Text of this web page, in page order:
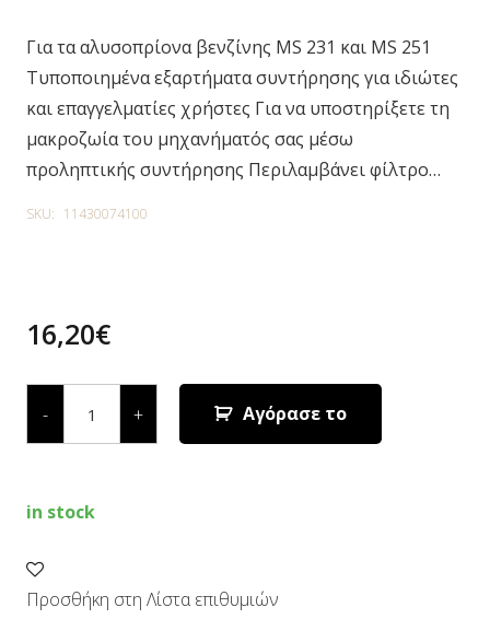
Για τα αλυσοπρίονα βενζίνης MS 231 και MS 251
Τυποποιημένα εξαρτήματα συντήρησης για ιδιώτες
και επαγγελματίες χρήστες Για να υποστηρίξετε τη
μακροζωία του μηχανήματός σας μέσω
προληπτικής συντήρησης Περιλαμβάνει φίλτρο…
SKU: 11430074100
16,20€
-
SERVICE
KIT
ΓΙΑ
231
+ Αγόρασε το
in stock
Προσθήκη στη Λίστα επιθυμιών